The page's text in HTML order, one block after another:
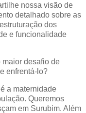
nossa visão de
detalhado sobre as
dos
e funcionalidade
maior desafio de
enfrentá-lo?
a maternidade
Queremos
em Surubim. Além